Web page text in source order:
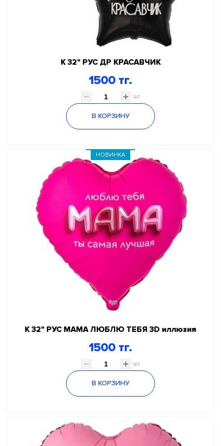
К 32" РУС ДР КРАСАВЧИК
1500 тг.
шт
В КОРЗИНУ
К 32" РУС МАМА ЛЮБЛЮ ТЕБЯ 3D иллюзия
1500 тг.
шт
В КОРЗИНУ
НОВИНКА